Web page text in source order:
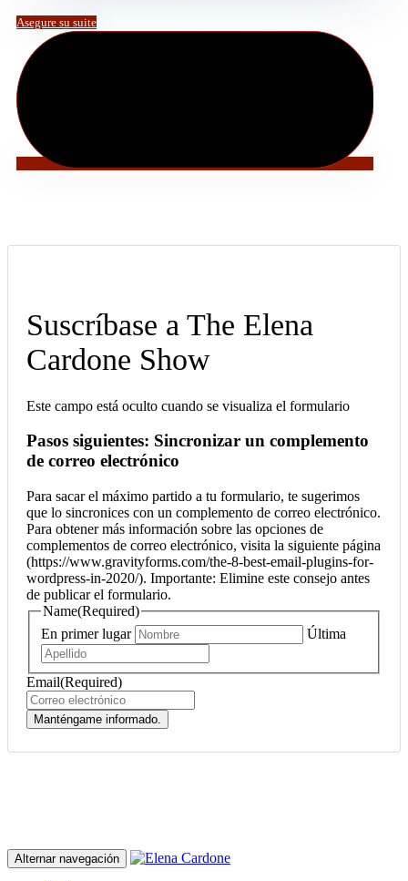
Asegure su suite
Suscríbase a The Elena
Cardone Show
Este campo está oculto cuando se visualiza el formulario
Pasos siguientes: Sincronizar un complemento
de correo electrónico
Para sacar el máximo partido a tu formulario, te sugerimos
que lo sincronices con un complemento de correo electrónico.
Para obtener más información sobre las opciones de
complementos de correo electrónico, visita la siguiente página
(https://www.gravityforms.com/the-8-best-email-plugins-for-
wordpress-in-2020/). Importante: Elimine este consejo antes
de publicar el formulario.
Name(Required)
En primer lugar
Última
Email(Required)
Manténgame informado.
Alternar navegación